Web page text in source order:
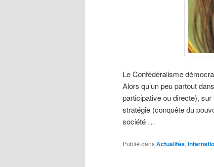
Le Confédéralisme
Alors qu’un peu partout
participative ou directe),
stratégie (conquête du
société …
Publié dansActualités,